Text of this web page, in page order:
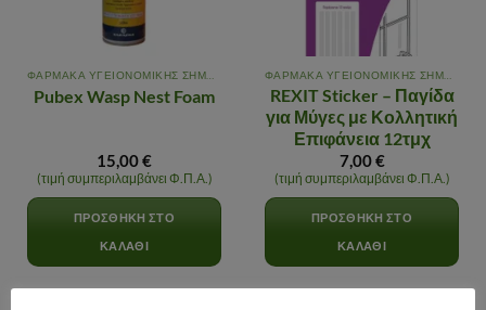
Pubex Wasp Nest Foam
15,00€
(τιμή συμπεριλαμβάνει Φ.Π.Α.)
ΠΡΟΣΘΉΚΗ ΣΤΟ
ΚΑΛΆΘΙ
REXIT Sticker – Παγίδα
για Μύγες με Κολλητική
Επιφάνεια 12τμχ
7,00€
(τιμή συμπεριλαμβάνει Φ.Π.Α.)
ΠΡΟΣΘΉΚΗ ΣΤΟ
ΚΑΛΆΘΙ